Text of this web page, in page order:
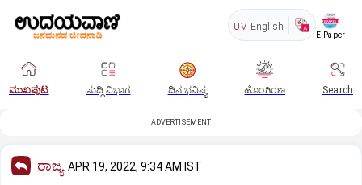
UV English
E-Paper
ಮುಖಪುಟ ಸುದ್ದಿ ವಿಭಾಗ ದಿನ ಭವಿಷ್ಯ ಹೊಂಗಿರಣ Search
ADVERTISEMENT
ರಾಜ್ಯ APR 19, 2022, 9:34 AM IST